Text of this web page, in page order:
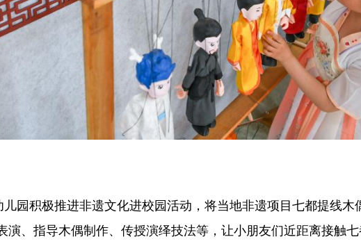
积极推进非遗文化进校园活动，将当地非遗项目七都提线木
演、指导木偶制作、传授演绎技法等，让小朋友们近距离接触